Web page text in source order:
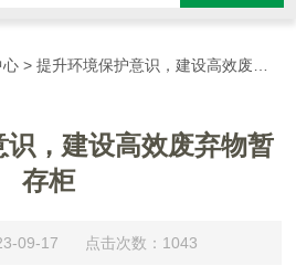
心 > 提升环境保护意识，建设高效废弃物暂存柜
，建设高效废弃物暂
存柜
09-17 点击次数：1043